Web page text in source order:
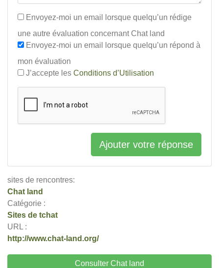
sites de rencontres:
Chat land
Catégorie :
Sites de tchat
URL :
http://www.chat-land.org/
Consulter Chat land
Envoyez-moi un email lorsque quelqu’un rédige
une autre évaluation concernant Chat land
Envoyez-moi un email lorsque quelqu’un répond à
mon évaluation
J’accepte les Conditions d’Utilisation
Ajouter votre réponse